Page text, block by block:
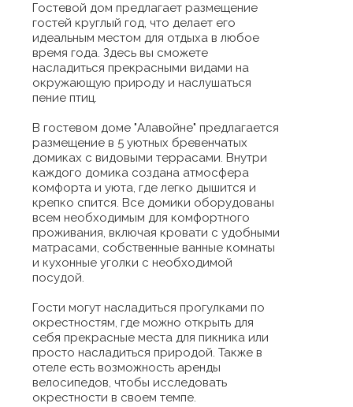
Гостевой дом предлагает размещение
гостей круглый год, что делает его
идеальным местом для отдыха в любое
время года. Здесь вы сможете
насладиться прекрасными видами на
окружающую природу и наслушаться
пение птиц.
В гостевом доме "Алавойне" предлагается
размещение в 5 уютных бревенчатых
домиках с видовыми террасами. Внутри
каждого домика создана атмосфера
комфорта и уюта, где легко дышится и
крепко спится. Все домики оборудованы
всем необходимым для комфортного
проживания, включая кровати с удобными
матрасами, собственные ванные комнаты
и кухонные уголки с необходимой
посудой.
Гости могут насладиться прогулками по
окрестностям, где можно открыть для
себя прекрасные места для пикника или
просто насладиться природой. Также в
отеле есть возможность аренды
велосипедов, чтобы исследовать
окрестности в своем темпе.